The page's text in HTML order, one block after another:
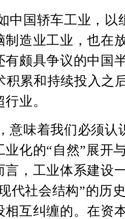
中国轿车工业，以
制造业工业，也在
有颇具争议的中国
积累和持续投入之
业。
意味着我们必须认
业化的“自然”展开
言，工业体系建设
代社会结构”的历
相互纠缠的。在资